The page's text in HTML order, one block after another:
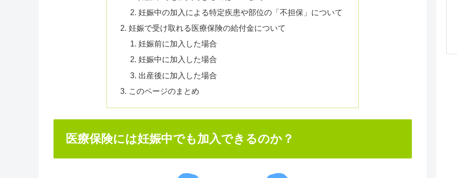
妊娠中の加入による特定疾患や部位の「不担保」について
妊娠で受け取れる医療保険の給付金について
妊娠前に加入した場合
妊娠中に加入した場合
出産後に加入した場合
このページのまとめ
医療保険には妊娠中でも加入できるのか？